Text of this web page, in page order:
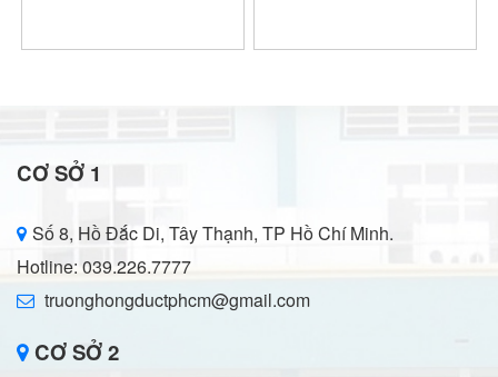
CƠ SỞ 1
Số 8, Hồ Đắc Di, Tây Thạnh, TP Hồ Chí Minh.
Hotline: 039.226.7777
truonghongductphcm@gmail.com
CƠ SỞ 2